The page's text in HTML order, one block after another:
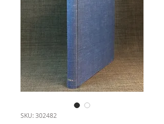
SKU: 302482